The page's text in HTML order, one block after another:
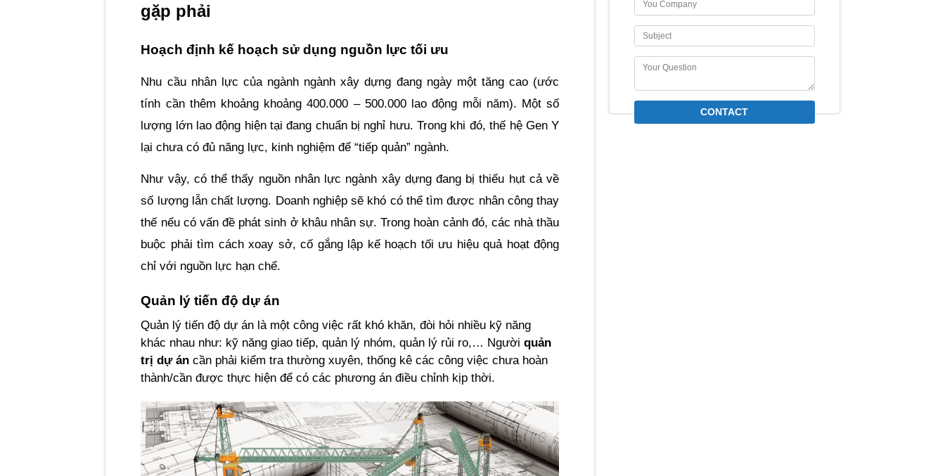
gặp phải
Hoạch định kế hoạch sử dụng nguồn lực tối ưu
Nhu cầu nhân lực của ngành ngành xây dựng đang ngày một tăng cao (ước
tính cần thêm khoảng khoảng 400.000 – 500.000 lao động mỗi năm). Một số
lượng lớn lao động hiện tại đang chuẩn bị nghỉ hưu. Trong khi đó, thế hệ Gen Y
lại chưa có đủ năng lực, kinh nghiệm để “tiếp quản” ngành.
Như vậy, có thể thấy nguồn nhân lực ngành xây dựng đang bị thiếu hụt cả về
số lượng lẫn chất lượng. Doanh nghiệp sẽ khó có thể tìm được nhân công thay
thế nếu có vấn đề phát sinh ở khâu nhân sự. Trong hoàn cảnh đó, các nhà thầu
buộc phải tìm cách xoay sở, cố gắng lập kế hoạch tối ưu hiệu quả hoạt động
chỉ với nguồn lực hạn chế.
Quản lý tiến độ dự án
Quản lý tiến độ dự án là một công việc rất khó khăn, đòi hỏi nhiều kỹ năng
khác nhau như: kỹ năng giao tiếp, quản lý nhóm, quản lý rủi ro,… Người quản
trị dự án cần phải kiểm tra thường xuyên, thống kê các công việc chưa hoàn
thành/cần được thực hiện để có các phương án điều chỉnh kịp thời.
CONTACT